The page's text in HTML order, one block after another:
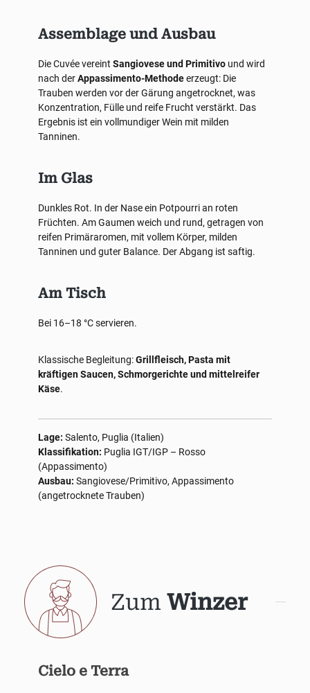
Assemblage und Ausbau
Die Cuvée vereint Sangiovese und Primitivo und wird
nach derAppassimento-Methodeerzeugt: Die
Trauben werden vor der Gärung angetrocknet, was
Konzentration, Fülle und reife Frucht verstärkt. Das
Ergebnis ist ein vollmundiger Wein mit milden
Tanninen.
Im Glas
Dunkles Rot. In der Nase ein Potpourri an roten
Früchten. Am Gaumen weich und rund, getragen von
reifen Primäraromen, mit vollem Körper, milden
Tanninen und guter Balance. Der Abgang ist saftig.
Am Tisch
Bei 16–18 °C servieren.
Klassische Begleitung:Grillfleisch, Pasta mit
kräftigen Saucen, Schmorgerichte und mittelreifer
Käse.
Lage: Salento, Puglia (Italien)
Klassifikation: Puglia IGT/IGP – Rosso
(Appassimento)
Ausbau: Sangiovese/Primitivo, Appassimento
(angetrocknete Trauben)
Zum Winzer
Cielo e Terra